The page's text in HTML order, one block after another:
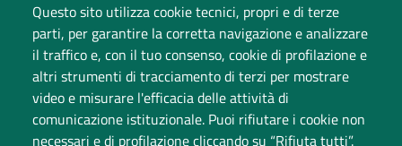
Questo sito utilizza cookie tecnici, propri e di terze
parti, per garantire la corretta navigazione e analizzare
il traffico e, con il tuo consenso, cookie di profilazione e
altri strumenti di tracciamento di terzi per mostrare
video e misurare l'efficacia delle attività di
comunicazione istituzionale. Puoi rifiutare i cookie non
necessari e di profilazione cliccando su “Rifiuta tutti”.
Cambia idea sui cookie
Dati di monitoraggio